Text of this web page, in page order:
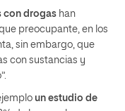
con drogas han
preocupante, en los
sin embargo, que
con sustancias y
un estudio de